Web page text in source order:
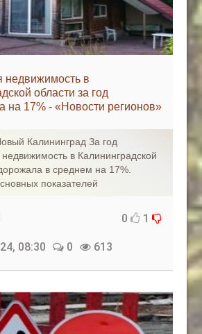
недвижимость в
области за год
на 17% - «Новости регионов»
Калининград За год
недвижимость в Калининградской
в среднем на 17%.
показателей
0 1
08:30 0 613